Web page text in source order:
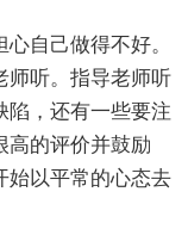
自己做得不好。
师听。指导老师听
陷，还有一些要注
高的评价并鼓励
始以平常的心态去